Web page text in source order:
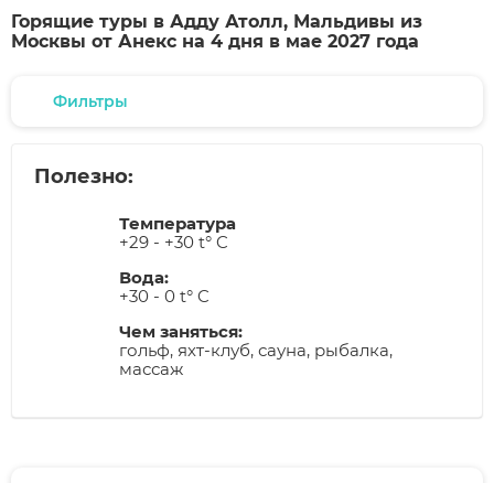
Горящие туры в Адду Атолл, Мальдивы из
Москвы от Анекс на 4 дня в мае 2027 года
Фильтры
Полезно:
Температура
+29 - +30 t° C
Вода:
+30 - 0 t° C
Чем заняться:
гольф, яхт-клуб, сауна, рыбалка,
массаж